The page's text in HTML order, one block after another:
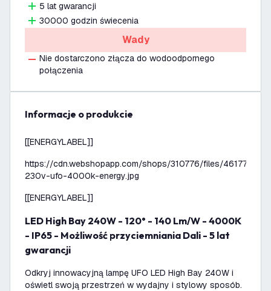
5 lat gwarancji
30000 godzin świecenia
Wady
Nie dostarczono złącza do wodoodpornego
połączenia
informacje o produkcie
[[ENERGYLABEL]]
https://cdn.webshopapp.com/shops/310776/files/
230v-ufo-4000k-energy.jpg
[[ENERGYLABEL]]
LED High Bay 240W - 120° - 140 Lm/W - 4000K
- IP65 - Możliwość przyciemniania Dali - 5 lat
gwarancji
Odkryj innowacyjną lampę UFO LED High Bay 240W i
oświetl swoją przestrzeń w wydajny i stylowy sposób.